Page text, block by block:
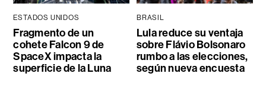
ESTADOS UNIDOS
Fragmento de un
cohete Falcon 9 de
SpaceX impacta la
superficie de la Luna
BRASIL
Lula reduce su ventaja
sobre Flávio Bolsonaro
rumbo a las elecciones,
según nueva encuesta